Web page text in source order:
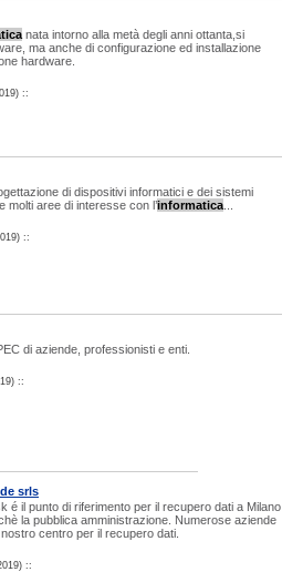
nata intorno alla metà degli anni ottanta,si
ma anche di configurazione ed installazione
hardware.
::
di dispositivi informatici e dei sistemi
molti aree di interesse con l’informatica
::
di aziende, professionisti e enti.
::
srls
é il punto di riferimento per il recupero dati a Milano
la pubblica amministrazione. Numerose aziende
centro per il recupero dati.
::